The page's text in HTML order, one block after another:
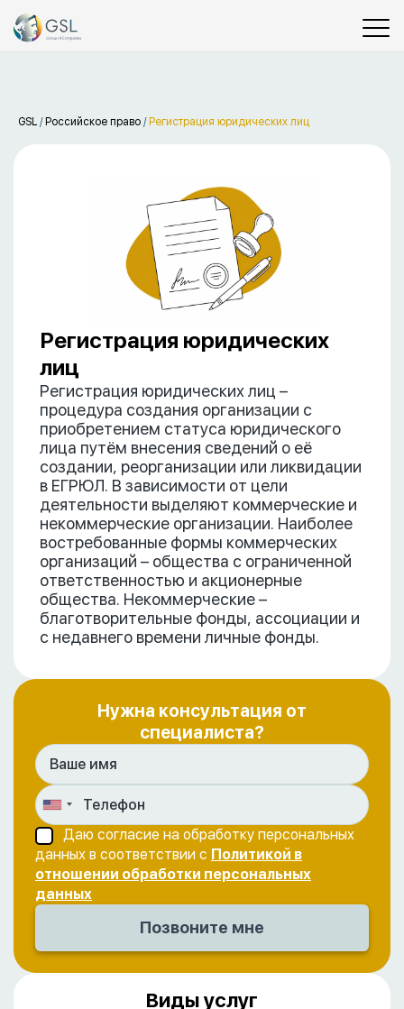
GSL / Российское право / Регистрация юридических лиц
Регистрация юридических
лиц
Регистрация юридических лиц –
процедура создания организации с
приобретением статуса юридического
лица путём внесения сведений о её
создании, реорганизации или ликвидации
в ЕГРЮЛ. В зависимости от цели
деятельности выделяют коммерческие и
некоммерческие организации. Наиболее
востребованные формы коммерческих
организаций – общества с ограниченной
ответственностью и акционерные
общества. Некоммерческие –
благотворительные фонды, ассоциации и
с недавнего времени личные фонды.
Нужна консультация от
специалиста?
Даю согласие на обработку персональных
данных в соответствии с Политикой в
отношении обработки персональных
данных
Виды услуг